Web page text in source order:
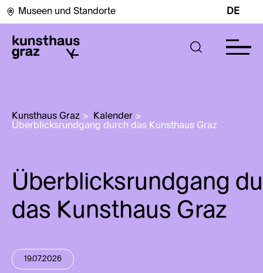
Museen und Standorte DE
Kunsthaus Graz > Kalender >
Überblicksrundgang durch das Kunsthaus Graz
Überblicksrundgang
das Kunsthaus Graz
19.07.2026